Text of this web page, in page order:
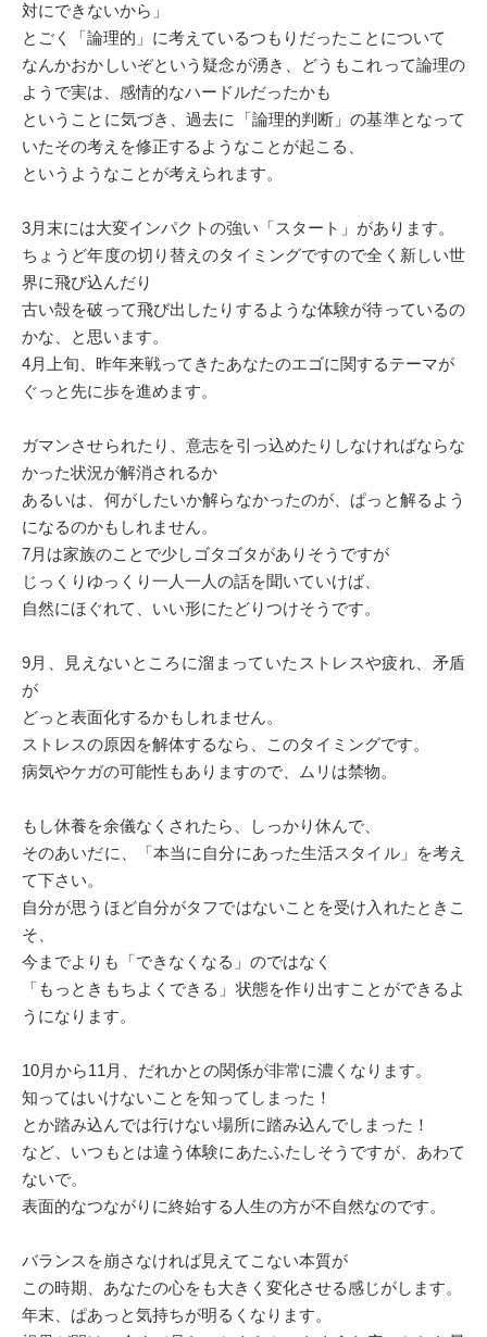
対にできないから」
とごく「論理的」に考えているつもりだったことについて
なんかおかしいぞという疑念が湧き、どうもこれって論理の
ようで実は、感情的なハードルだったかも
ということに気づき、過去に「論理的判断」の基準となって
いたその考えを修正するようなことが起こる、
というようなことが考えられます。
3月末には大変インパクトの強い「スタート」があります。
ちょうど年度の切り替えのタイミングですので全く新しい世
界に飛び込んだり
古い殻を破って飛び出したりするような体験が待っているの
かな、と思います。
4月上旬、昨年来戦ってきたあなたのエゴに関するテーマが
ぐっと先に歩を進めます。
ガマンさせられたり、意志を引っ込めたりしなければならな
かった状況が解消されるか
あるいは、何がしたいか解らなかったのが、ぱっと解るよう
になるのかもしれません。
7月は家族のことで少しゴタゴタがありそうですが
じっくりゆっくり一人一人の話を聞いていけば、
自然にほぐれて、いい形にたどりつけそうです。
9月、見えないところに溜まっていたストレスや疲れ、矛盾
が
どっと表面化するかもしれません。
ストレスの原因を解体するなら、このタイミングです。
病気やケガの可能性もありますので、ムリは禁物。
もし休養を余儀なくされたら、しっかり休んで、
そのあいだに、「本当に自分にあった生活スタイル」を考え
て下さい。
自分が思うほど自分がタフではないことを受け入れたときこ
そ、
今までよりも「できなくなる」のではなく
「もっときもちよくできる」状態を作り出すことができるよ
うになります。
10月から11月、だれかとの関係が非常に濃くなります。
知ってはいけないことを知ってしまった！
とか踏み込んでは行けない場所に踏み込んでしまった！
など、いつもとは違う体験にあたふたしそうですが、あわて
ないで。
表面的なつながりに終始する人生の方が不自然なのです。
バランスを崩さなければ見えてこない本質が
この時期、あなたの心をも大きく変化させる感じがします。
年末、ぱあっと気持ちが明るくなります。